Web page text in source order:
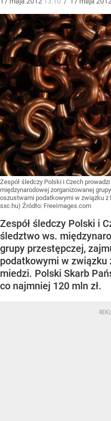
Zespół śledczy Polski i Czech
międzynarodowej zorganizowanej
oszustwami podatkowymi w związku z
sxc.hu) Źródło: FreeImages.com
Zespół śledczy Polski i
śledztwo ws.
grupy przestępczej,
podatkowymi w związku
miedzi. Polski Skarb
co najmniej 120 mln zł.